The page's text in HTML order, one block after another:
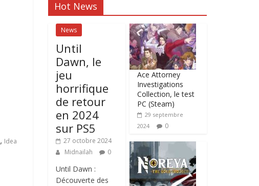
, Idea
Hot News
News
Until
Dawn, le
jeu
horrifique
de retour
en 2024
sur PS5
27 octobre 2024
Midnailah
0
Until Dawn :
Découverte des
Ace Attorney
Investigations
Collection, le test
PC (Steam)
29 septembre
2024
0